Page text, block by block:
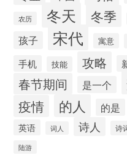
农历 冬天 冬季
孩子 宋代 寓意
手机
技能 攻略
春节期间 是一个
疫情 的人 的是
英语 词人 诗人 诗
陆游